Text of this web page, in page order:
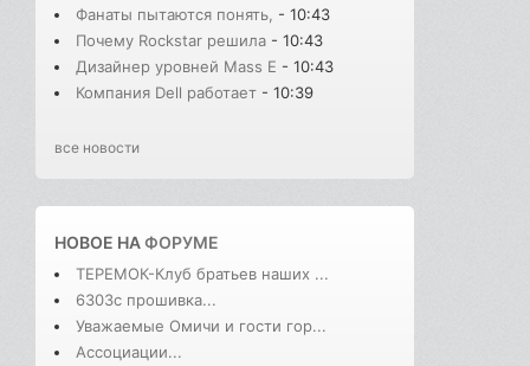
Фанаты пытаются понять, - 10:43
Почему Rockstar решила - 10:43
Дизайнер уровней Mass E - 10:43
Компания Dell работает - 10:39
все новости
НОВОЕ НАФОРУМЕ
ТЕРЕМОК-Клуб братьев наших ...
6303с прошивка...
Уважаемые Омичи и гости гор...
Ассоциации...